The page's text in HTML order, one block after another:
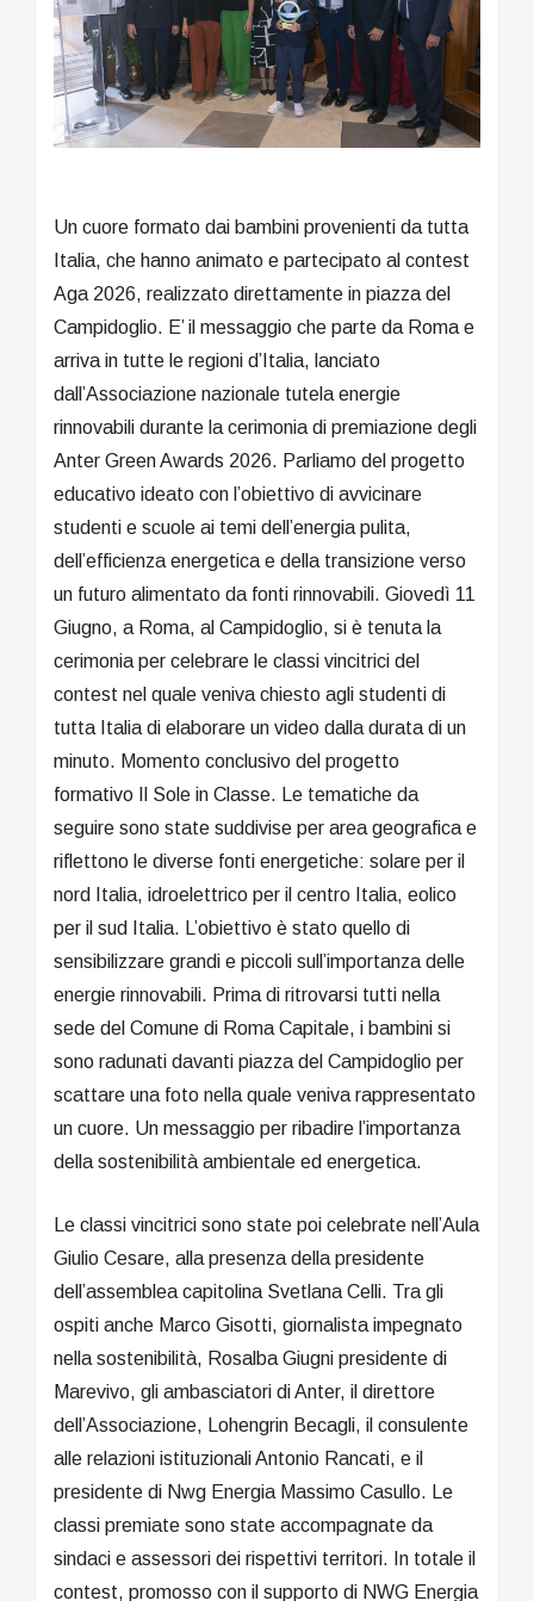
Un cuore formato dai bambini provenienti da tutta
Italia, che hanno animato e partecipato al contest
Aga 2026, realizzato direttamente in piazza del
Campidoglio. E’ il messaggio che parte da Roma e
arriva in tutte le regioni d’Italia, lanciato
dall’Associazione nazionale tutela energie
rinnovabili durante la cerimonia di premiazione degli
Anter Green Awards 2026. Parliamo del progetto
educativo ideato con l’obiettivo di avvicinare
studenti e scuole ai temi dell’energia pulita,
dell’efficienza energetica e della transizione verso
un futuro alimentato da fonti rinnovabili. Giovedì 11
Giugno, a Roma, al Campidoglio, si è tenuta la
cerimonia per celebrare le classi vincitrici del
contest nel quale veniva chiesto agli studenti di
tutta Italia di elaborare un video dalla durata di un
minuto. Momento conclusivo del progetto
formativo Il Sole in Classe. Le tematiche da
seguire sono state suddivise per area geografica e
riflettono le diverse fonti energetiche: solare per il
nord Italia, idroelettrico per il centro Italia, eolico
per il sud Italia. L’obiettivo è stato quello di
sensibilizzare grandi e piccoli sull’importanza delle
energie rinnovabili. Prima di ritrovarsi tutti nella
sede del Comune di Roma Capitale, i bambini si
sono radunati davanti piazza del Campidoglio per
scattare una foto nella quale veniva rappresentato
un cuore. Un messaggio per ribadire l’importanza
della sostenibilità ambientale ed energetica.
Le classi vincitrici sono state poi celebrate nell’Aula
Giulio Cesare, alla presenza della presidente
dell’assemblea capitolina Svetlana Celli. Tra gli
ospiti anche Marco Gisotti, giornalista impegnato
nella sostenibilità, Rosalba Giugni presidente di
Marevivo, gli ambasciatori di Anter, il direttore
dell’Associazione, Lohengrin Becagli, il consulente
alle relazioni istituzionali Antonio Rancati, e il
presidente di Nwg Energia Massimo Casullo. Le
classi premiate sono state accompagnate da
sindaci e assessori dei rispettivi territori. In totale il
contest, promosso con il supporto di NWG Energia